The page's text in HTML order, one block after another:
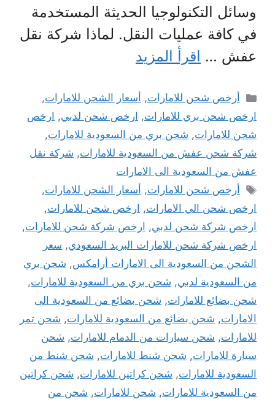
وسائل التكنولوجيا الحديثة المستخدمة
في كافة عمليات النقل. لماذا شركة نقل
عفش … اقرأ المزيد
التصنيفات
أرخص شحن للامارات, أسعار الشحن للامارات,
ارخص شحن بري للامارات, ارخص شحن لدبي, ارخص
شحن للامارات, شحن بري من السعودية للامارات,
شركة شحن عفش من السعودية للامارات, شركة نقل
عفش من السعودية الى الامارات
الوسوم
أرخص شحن للامارات, أسعار الشحن للامارات,
ارخص شحن الي الامارات, ارخص شحن للامارات,
ارخص شركة شحن لدبي, ارخص شركة شحن للامارات,
ارخص شركة شحن للامارات البريد السعودي, سعر
الشحن من السعودية الى الامارات أرامكس, شحن بري
من السعودية لدبي, شحن بري من السعودية للامارات,
شحن بضائع للامارات, شحن بضائع من السعودية الى
الامارات, شحن بضائع من السعودية للامارات, شحن تمر
للامارات, شحن سيارات من الدمام للامارات, شحن
سيارة للامارات, شحن شنط للامارات, شحن شنط من
السعودية للامارات, شحن كراتين للامارات, شحن كراتين
من السعودية للامارات, شحن للامارات, شحن من